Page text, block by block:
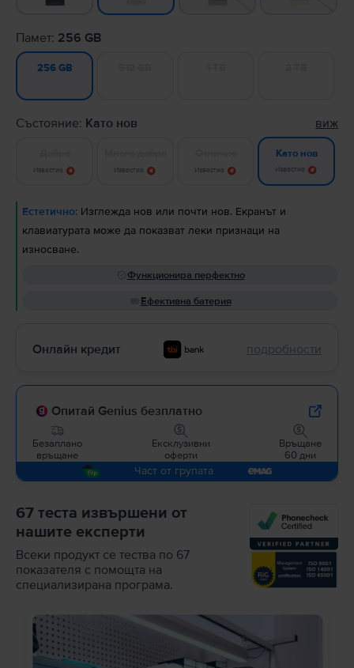
Памет: 256 GB
256 GB
Състояние: Като нов виж
Известие Известие Известие
Като нов
Известие
Естетично: Изглежда нов или почти нов. Екранът и
клавиатурата може да показват леки признаци на
износване.
Функционира перфектно
Ефективна батерия
Онлайн кредит подробности
Опитай Genius безплатно
Безаплано
връщане
Ексклузивни
оферти
Връщане
60 дни
Част от групата
67 теста извършени от
нашите експерти
Всеки продукт се тества по 67
показателя с помощта на
специализирана програма.